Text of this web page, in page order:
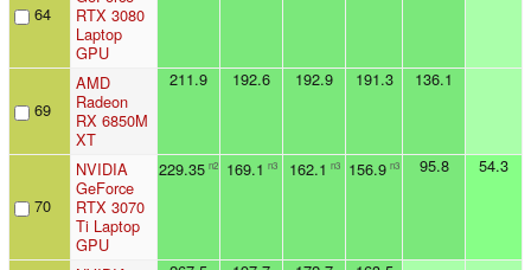
64
RTX 3080
Laptop
GPU
69
AMD
Radeon
RX 6850M
XT
211.9 192.6 192.9 191.3 136.1
70
NVIDIA
GeForce
RTX 3070
Ti Laptop
GPU
229.35 n2 169.1 n3 162.1 n3 156.9 n3 95.8 54.3